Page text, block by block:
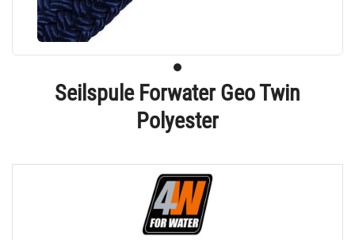
Seilspule Forwater Geo Twin
Polyester